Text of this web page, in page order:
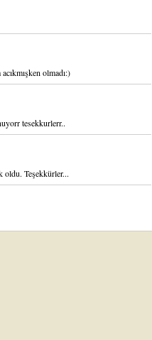
olmadı:)
tesekkurlerr..
oldu. Teşekkürler...